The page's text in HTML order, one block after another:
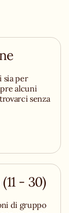
sia per
alcuni
senza
- 30)
di gruppo